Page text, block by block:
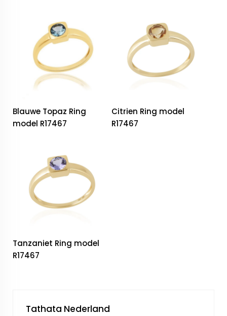
Blauwe Topaz Ring
model R17467
Citrien Ring model
R17467
Tanzaniet Ring model
R17467
Tathata Nederland